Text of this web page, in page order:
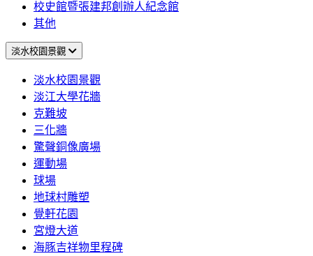
校史館暨張建邦創辦人紀念館
其他
淡水校園景觀
淡水校園景觀
淡江大學花牆
克難坡
三化牆
驚聲銅像廣場
運動場
球場
地球村雕塑
覺軒花園
宮燈大道
海豚吉祥物里程碑